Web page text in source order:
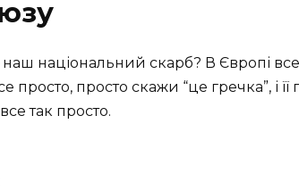
національний скарб? В Європі все
просто, просто скажи “це гречка”, і
так просто.